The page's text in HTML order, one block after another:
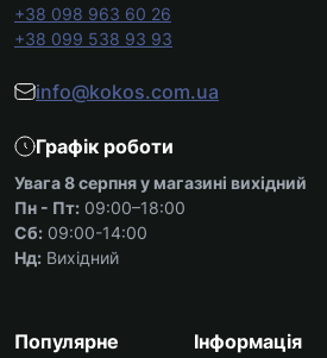
+38 098 963 60 26
+38 099 538 93 93
info@kokos.com.ua
Графік роботи
Увага 8 серпня у магазині вихідний
Пн - Пт: 09:00–18:00
Сб: 09:00-14:00
Нд: Вихідний
Популярне Інформація